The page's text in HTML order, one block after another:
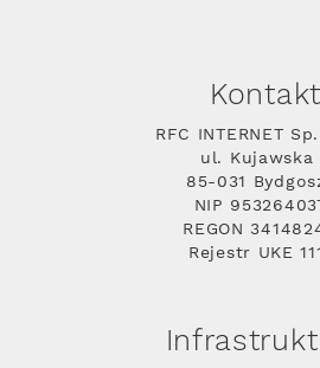
Kontakt
RFC INTERNET
ul. Kujawska
85-031
NIP
REGON
Rejestr UKE